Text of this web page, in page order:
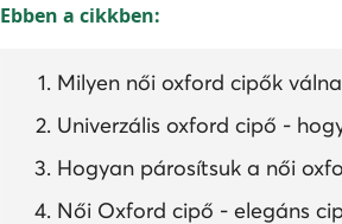
Ebben a cikkben:
Milyen női oxford cipők
Univerzális oxford cipő -
Hogyan párosítsuk a női
Női Oxford cipő - elegáns